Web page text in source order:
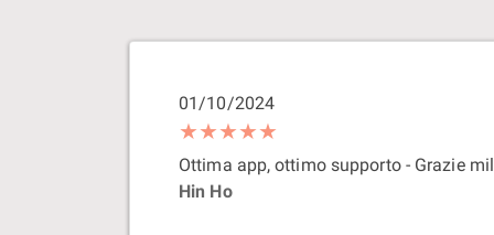
01/10/2024
★★★★★
Ottima app, ottimo supporto - Grazie
Hin Ho